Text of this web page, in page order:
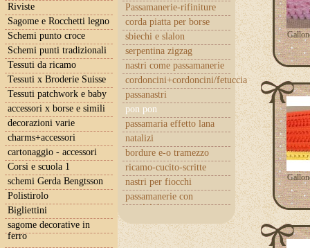
Passamanerie-rifiniture
corda piatta per borse
sbiechi e slalon
serpentina zigzag
nastri come passamanerie
cordoncini+cordoncini/fetuccia
passanastri
pon pon
passamaria effetto lana
natalizi
bordure e-o tramezzo
ricamo-cucito-scritte
nastri per fiocchi
passamanerie con
cuoricini
Riviste
Sagome e Rocchetti legno
Schemi punto croce
Schemi punti tradizionali
Tessuti da ricamo
Tessuti x Broderie Suisse
Tessuti patchwork e baby
accessori x borse e simili
decorazioni varie
charms+accessori
cartonaggio - accessori
Corsi e scuola 1
schemi Gerda Bengtsson
Polistirolo
Bigliettini
sagome decorative in
ferro